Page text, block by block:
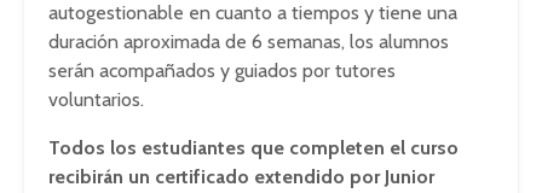
autogestionable en cuanto a tiempos y tiene una
duración aproximada de 6 semanas, los alumnos
serán acompañados y guiados por tutores
voluntarios.
Todos los estudiantes que completen el curso
recibirán un certificado extendido por Junior